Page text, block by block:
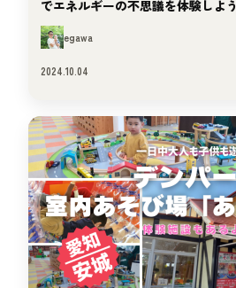
でエネルギーの不思議を体験しよう
egawa
2024.10.04